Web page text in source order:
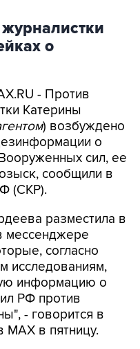
о
- Против
Катерины
) возбуждено
о
сил, ее
сообщили в
(СКР).
разместила в
мессенджере
согласно
исследованиям,
информацию о
РФ против
- говорится в
в пятницу.